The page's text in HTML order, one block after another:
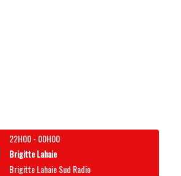
22H00- 00H00
Brigitte Lahaie
Brigitte Lahaie Sud Radio